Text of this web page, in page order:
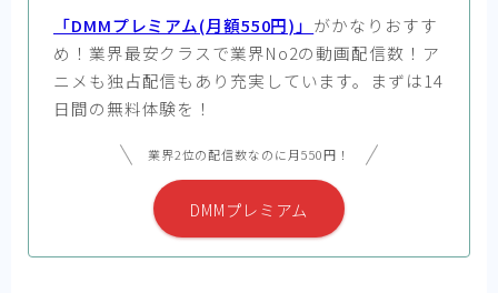
「DMMプレミアム(月額550円)」 がかなりおすす
め！業界最安クラスで業界No2の動画配信数！ア
ニメも独占配信もあり充実しています。まずは14
日間の無料体験を！
業界2位の配信数なのに月550円！
DMMプレミアム